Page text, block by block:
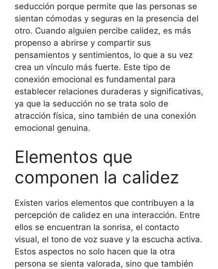
seducción porque permite que las personas se
sientan cómodas y seguras en la presencia del
otro. Cuando alguien percibe calidez, es más
propenso a abrirse y compartir sus
pensamientos y sentimientos, lo que a su vez
crea un vínculo más fuerte. Este tipo de
conexión emocional es fundamental para
establecer relaciones duraderas y significativas,
ya que la seducción no se trata solo de
atracción física, sino también de una conexión
emocional genuina.
Elementos que
componen la calidez
Existen varios elementos que contribuyen a la
percepción de calidez en una interacción. Entre
ellos se encuentran la sonrisa, el contacto
visual, el tono de voz suave y la escucha activa.
Estos aspectos no solo hacen que la otra
persona se sienta valorada, sino que también